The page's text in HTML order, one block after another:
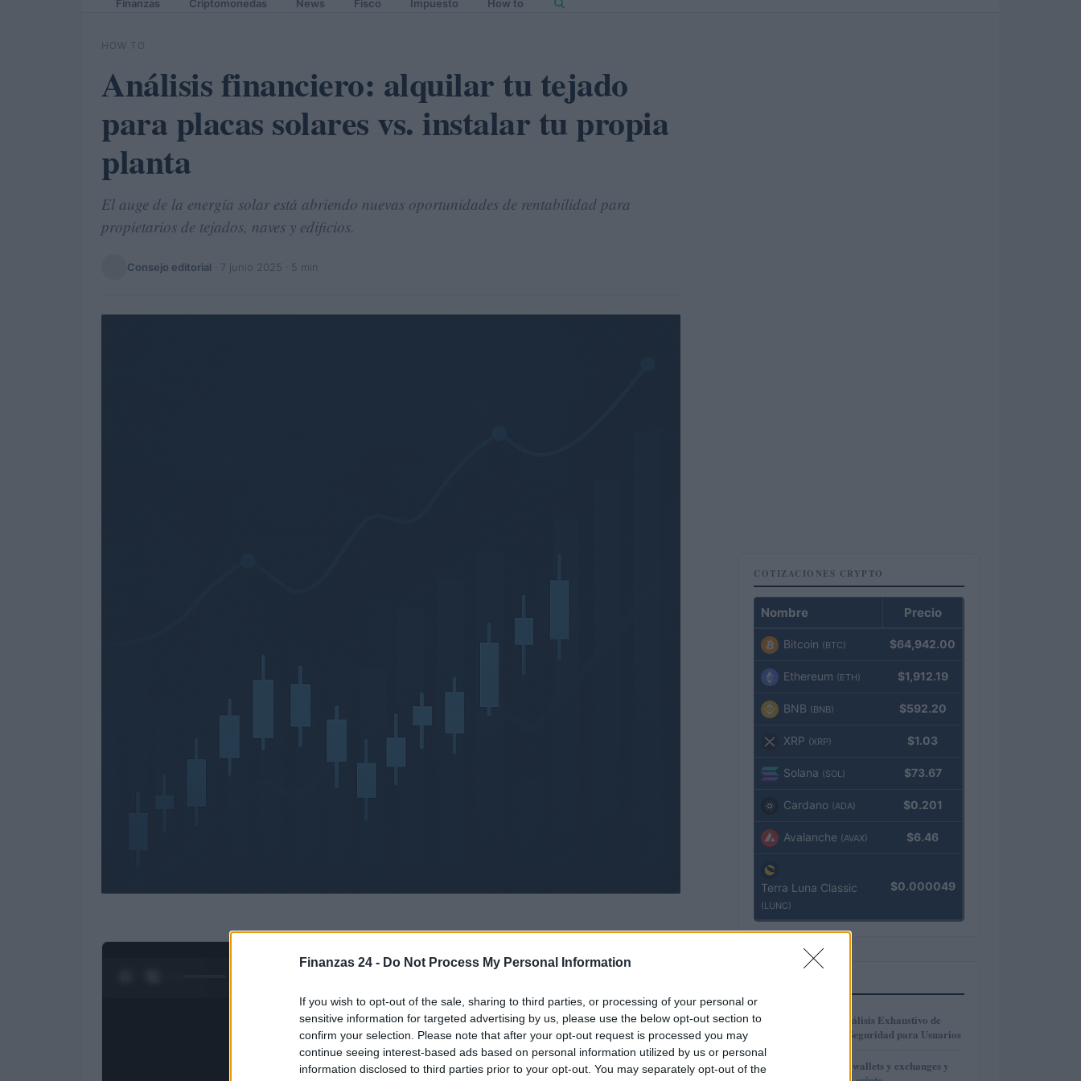
Finanzas 24 - Do Not Process My Personal Information
If you wish to opt-out of the sale, sharing to third parties, or processing of your personal or
sensitive information for targeted advertising by us, please use the below opt-out section to
confirm your selection. Please note that after your opt-out request is processed you may
continue seeing interest-based ads based on personal information utilized by us or personal
information disclosed to third parties prior to your opt-out. You may separately opt-out of the
Finanzas Criptomonedas News Fisco Impuesto How to
HOW TO
Análisis financiero: alquilar tu tejado
para placas solares vs. instalar tu propia
planta
El auge de la energía solar está abriendo nuevas oportunidades de rentabilidad para
propietarios de tejados, naves y edificios.
Consejo editorial 7 junio 2025 · 5 min
COTIZACIONES CRYPTO
Nombre Precio
Bitcoin (BTC) $64,942.00
Ethereum (ETH) $1,912.19
BNB (BNB) $592.20
XRP (XRP) $1.03
Solana (SOL) $73.67
Cardano (ADA) $0.201
Avalanche (AVAX) $6.46
Terra Luna Classic
(LUNC)
$0.000049
1
Gana Crédito: Análisis Exhaustivo de
Funcionalidad y Seguridad para Usuarios
2
Cómo blindar tus wallets y exchanges y